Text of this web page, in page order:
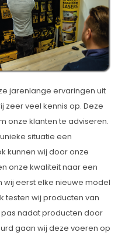
jarenlange ervaringen uit
zeer veel kennis op. Deze
onze klanten te adviseren.
situatie een
kunnen wij door onze
onze kwaliteit naar een
wij eerst elke nieuwe model
testen wij producten van
nadat producten door
gaan wij deze voeren op